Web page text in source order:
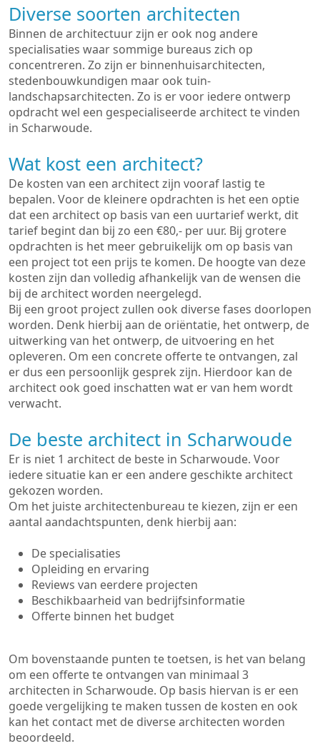
Diverse soorten architecten
Binnen de architectuur zijn er ook nog andere
specialisaties waar sommige bureaus zich op
concentreren. Zo zijn er binnenhuisarchitecten,
stedenbouwkundigen maar ook tuin-
landschapsarchitecten. Zo is er voor iedere ontwerp
opdracht wel een gespecialiseerde architect te vinden
in Scharwoude.
Wat kost een architect?
De kosten van een architect zijn vooraf lastig te
bepalen. Voor de kleinere opdrachten is het een optie
dat een architect op basis van een uurtarief werkt, dit
tarief begint dan bij zo een €80,- per uur. Bij grotere
opdrachten is het meer gebruikelijk om op basis van
een project tot een prijs te komen. De hoogte van deze
kosten zijn dan volledig afhankelijk van de wensen die
bij de architect worden neergelegd.
Bij een groot project zullen ook diverse fases doorlopen
worden. Denk hierbij aan de oriëntatie, het ontwerp, de
uitwerking van het ontwerp, de uitvoering en het
opleveren. Om een concrete offerte te ontvangen, zal
er dus een persoonlijk gesprek zijn. Hierdoor kan de
architect ook goed inschatten wat er van hem wordt
verwacht.
De beste architect in Scharwoude
Er is niet 1 architect de beste in Scharwoude. Voor
iedere situatie kan er een andere geschikte architect
gekozen worden.
Om het juiste architectenbureau te kiezen, zijn er een
aantal aandachtspunten, denk hierbij aan:
De specialisaties
Opleiding en ervaring
Reviews van eerdere projecten
Beschikbaarheid van bedrijfsinformatie
Offerte binnen het budget
Om bovenstaande punten te toetsen, is het van belang
om een offerte te ontvangen van minimaal 3
architecten in Scharwoude. Op basis hiervan is er een
goede vergelijking te maken tussen de kosten en ook
kan het contact met de diverse architecten worden
beoordeeld.